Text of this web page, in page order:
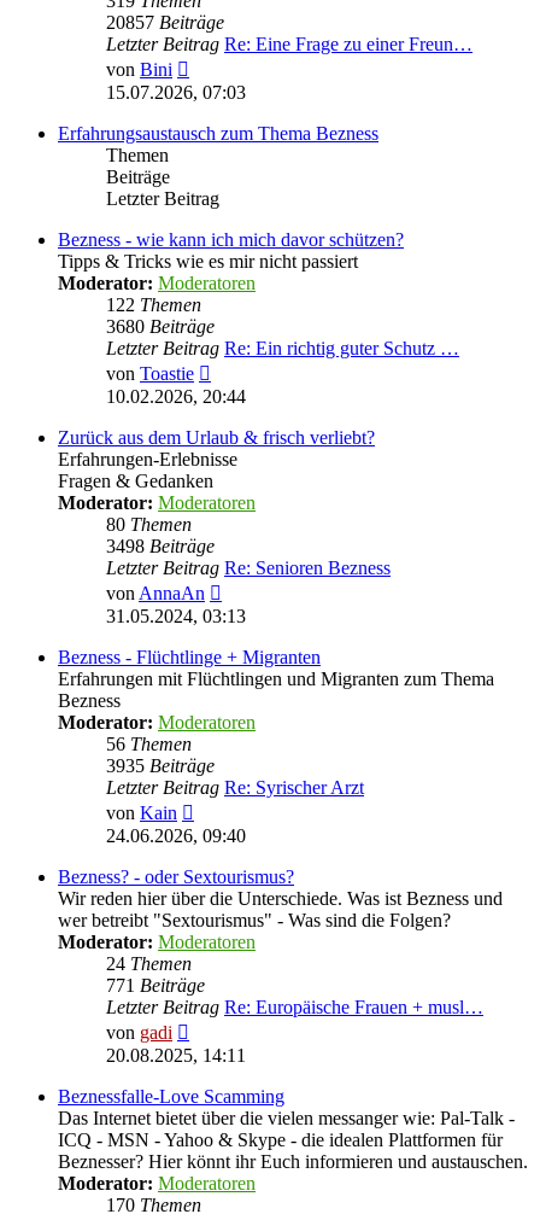
20857 Beiträge
Letzter Beitrag Re: Eine Frage zu einer Freun…
von Bini
Beitrag
15.07.2026, 07:03
Erfahrungsaustausch zum Thema Bezness
Themen
Beiträge
Letzter Beitrag
Bezness - wie kann ich mich davor schützen?
Tipps & Tricks wie es mir nicht passiert
Moderator: Moderatoren
122 Themen
3680 Beiträge
Letzter Beitrag Re: Ein richtig guter Schutz …
von Toastie
Beitrag
10.02.2026, 20:44
Zurück aus dem Urlaub & frisch verliebt?
Erfahrungen-Erlebnisse
Fragen & Gedanken
Moderator: Moderatoren
80 Themen
3498 Beiträge
Letzter Beitrag Re: Senioren Bezness
von AnnaAn
Beitrag
31.05.2024, 03:13
Bezness - Flüchtlinge + Migranten
Erfahrungen mit Flüchtlingen und Migranten zum Thema
Bezness
Moderator: Moderatoren
56 Themen
3935 Beiträge
Letzter Beitrag Re: Syrischer Arzt
von Kain
Beitrag
24.06.2026, 09:40
Bezness? - oder Sextourismus?
Wir reden hier über die Unterschiede. Was ist Bezness und
wer betreibt "Sextourismus" - Was sind die Folgen?
Moderator: Moderatoren
24 Themen
771 Beiträge
Letzter Beitrag Re: Europäische Frauen + musl…
von gadi
Beitrag
20.08.2025, 14:11
Beznessfalle-Love Scamming
Das Internet bietet über die vielen messanger wie: Pal-Talk -
ICQ - MSN - Yahoo & Skype - die idealen Plattformen für
Beznesser? Hier könnt ihr Euch informieren und austauschen.
Moderator: Moderatoren
170 Themen